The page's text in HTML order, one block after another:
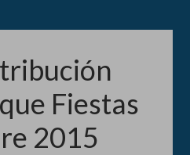
Fiestas
2015